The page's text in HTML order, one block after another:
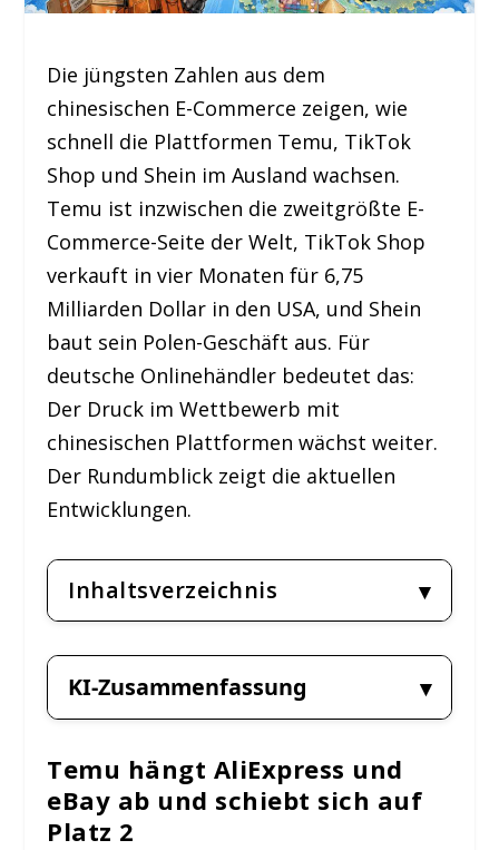
Die jüngsten Zahlen aus dem
chinesischen E-Commerce zeigen, wie
schnell die Plattformen Temu, TikTok
Shop und Shein im Ausland wachsen.
Temu ist inzwischen die zweitgrößte E-
Commerce-Seite der Welt, TikTok Shop
verkauft in vier Monaten für 6,75
Milliarden Dollar in den USA, und Shein
baut sein Polen-Geschäft aus. Für
deutsche Onlinehändler bedeutet das:
Der Druck im Wettbewerb mit
chinesischen Plattformen wächst weiter.
Der Rundumblick zeigt die aktuellen
Entwicklungen.
Inhaltsverzeichnis
KI-Zusammenfassung
Temu hängt AliExpress und
eBay ab und schiebt sich auf
Platz 2